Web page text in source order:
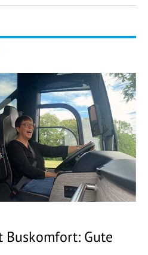
Buskomfort: Gute